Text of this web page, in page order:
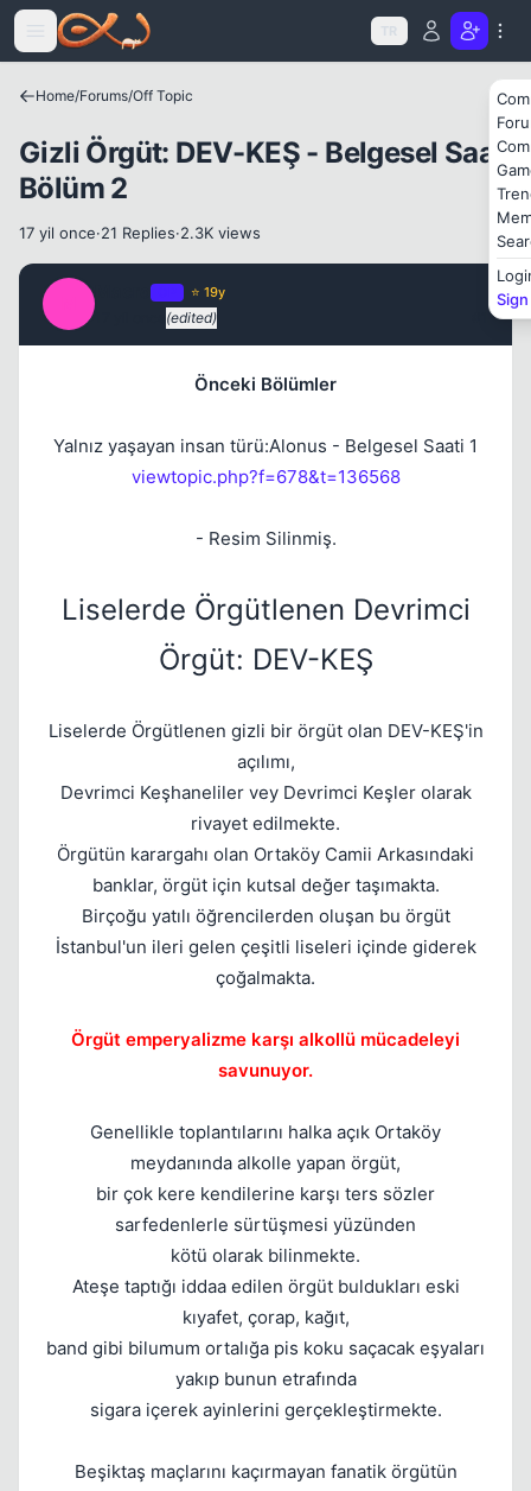
Icerige atla
TR
Home/Forums/Off Topic
Gizli Örgüt: DEV-KEŞ - Belgesel Saati
Bölüm 2
17 yil once·21 Replies·2.3K views
⭐ 19y
(edited)
Önceki Bölümler
Yalnız yaşayan insan türü:Alonus - Belgesel Saati 1
viewtopic.php?f=678&t=136568
- Resim Silinmiş.
Liselerde Örgütlenen Devrimci
Örgüt: DEV-KEŞ
Liselerde Örgütlenen gizli bir örgüt olan DEV-KEŞ'in
açılımı,
Devrimci Keşhaneliler vey Devrimci Keşler olarak
rivayet edilmekte.
Örgütün karargahı olan Ortaköy Camii Arkasındaki
banklar, örgüt için kutsal değer taşımakta.
Birçoğu yatılı öğrencilerden oluşan bu örgüt
İstanbul'un ileri gelen çeşitli liseleri içinde giderek
çoğalmakta.
Örgüt emperyalizme karşı alkollü mücadeleyi
savunuyor.
Genellikle toplantılarını halka açık Ortaköy
meydanında alkolle yapan örgüt,
bir çok kere kendilerine karşı ters sözler
sarfedenlerle sürtüşmesi yüzünden
kötü olarak bilinmekte.
Ateşe taptığı iddaa edilen örgüt buldukları eski
kıyafet, çorap, kağıt,
band gibi bilumum ortalığa pis koku saçacak eşyaları
yakıp bunun etrafında
sigara içerek ayinlerini gerçekleştirmekte.
Beşiktaş maçlarını kaçırmayan fanatik örgütün
Kapat